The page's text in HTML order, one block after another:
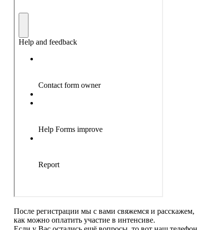
После регистрации мы с вами свяжемся и расскажем,
как можно оплатить участие в интенсиве.